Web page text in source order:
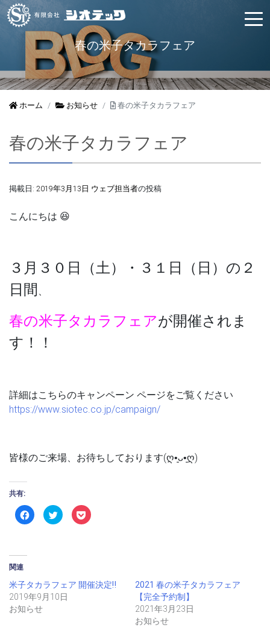
春の米子タカラフェア
ホーム お知らせ 春の米子タカラフェア
春の米子タカラフェア
掲載日: 2019年3月13日 ウェブ担当者の投稿
こんにちは 😆
３月３０日（土）・３１日（日）の２
日間 、
春の米子タカラフェアが開催されま
す！！
詳細はこちらのキャンペーン ページをご覧ください
https://www.siotec.co.jp/campaign/
皆様のご来場、お待ちしております(ღ•͈ᴗ•͈ღ)
共有:
Facebook
で
ッ
ク
し
て
く
ク
リ
(新
し
い
ク
リ
ア
(新
関連
米子タカラフェア 開催決定‼
2019年9月10日
お知らせ
2021 春の米子タカラフェア
【完全予約制】
2021年3月23日
お知らせ